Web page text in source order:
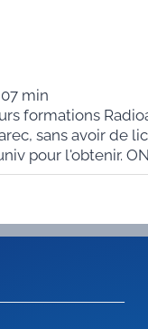
min
formations
sans avoir de
pour l'obtenir.